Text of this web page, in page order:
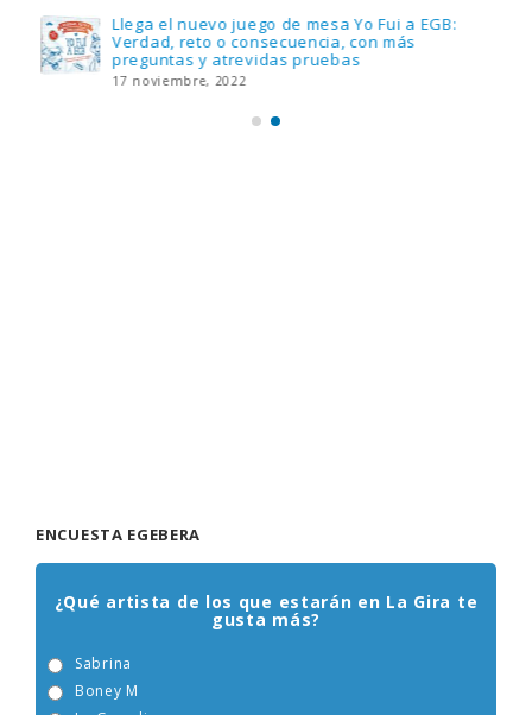
Llega el nuevo juego de mesa Yo Fui a EGB:
Verdad, reto o consecuencia, con más
preguntas y atrevidas pruebas
17 noviembre, 2022
ENCUESTA EGEBERA
¿Qué artista de los que estarán en La Gira te
gusta más?
Boney M